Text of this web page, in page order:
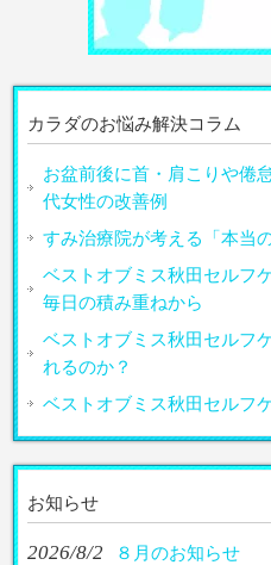
カラダのお悩み解決コラム
お盆前後に首・肩こりや倦
代女性の改善例
すみ治療院が考える「本当
ベストオブミス秋田セルフ
毎日の積み重ねから
ベストオブミス秋田セルフ
れるのか？
ベストオブミス秋田セルフ
お知らせ
2026/8/2 ８月のお知らせ